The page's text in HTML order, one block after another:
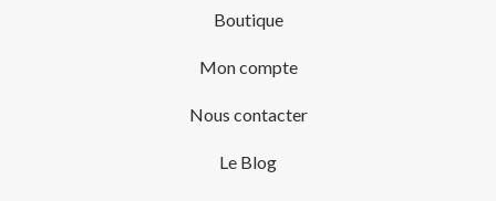
Boutique
Mon compte
Nous contacter
Le Blog